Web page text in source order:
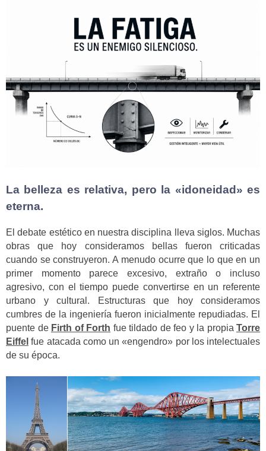
La belleza es relativa, pero la «idoneidad» es
eterna.
El debate estético en nuestra disciplina lleva siglos. Muchas
obras que hoy consideramos bellas fueron criticadas
cuando se construyeron. A menudo ocurre que lo que en un
primer momento parece excesivo, extraño o incluso
agresivo, con el tiempo puede convertirse en un referente
urbano y cultural. Estructuras que hoy consideramos
cumbres de la ingeniería fueron inicialmente repudiadas. El
puente de Firth of Forth fue tildado de feo y la propia Torre
Eiffel fue atacada como un «engendro» por los intelectuales
de su época.